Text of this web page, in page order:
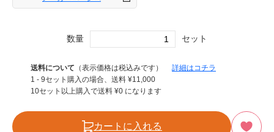
数量 セット
送料について （表示価格は税込みです） 詳細はコチラ
1 - 9セット購入の場合、送料 ¥11,000
10セット以上購入で送料 ¥0 になります
カートに入れる